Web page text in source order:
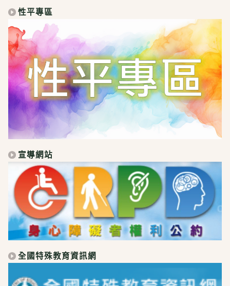
性平專區
宣導網站
全國特殊教育資訊網